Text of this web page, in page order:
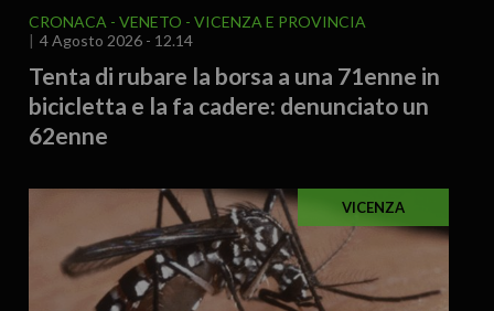
CRONACA VENETO
VICENZA E PROVINCIA
4 Agosto 2026 - 12.14
Tenta di rubare la borsa a una 71enne in
bicicletta e la fa cadere: denunciato un
62enne
VICENZA